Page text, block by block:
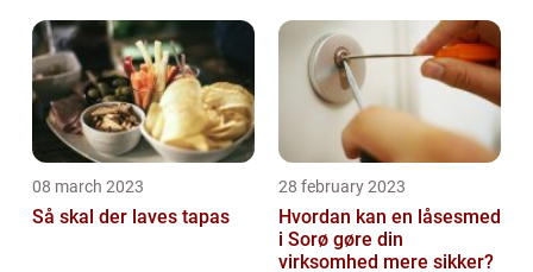
08 march 2023
Så skal der laves tapas
28 february 2023
Hvordan kan en låsesmed
i Sorø gøre din
virksomhed mere sikker?